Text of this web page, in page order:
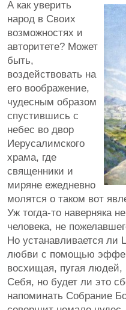
А как уверить
народ в Своих
возможностях и
авторитете? Может
быть,
воздействовать на
его воображение,
чудесным образом
спустившись с
небес во двор
Иерусалимского
храма, где
священники и
миряне ежедневно
молятся о таком вот
Уж тогда-то наверняка
человека, не
Но устанавливается ли
любви с помощью
восхищая, пугая людей,
Себя, но будет ли это
напоминать Собрание